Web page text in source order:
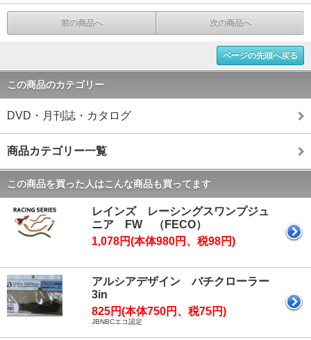
前の商品へ 次の商品へ
ページの先頭へ戻る
この商品のカテゴリー
DVD・月刊誌・カタログ
商品カテゴリー一覧
この商品を買った人はこんな商品も買ってます
レインズ レーシングスワンプジュ
ニア FW （FECO）
1,078円(本体980円、税98円)
アルシアデザイン バチクローラー
3in
825円(本体750円、税75円)
JBNBCエコ認定